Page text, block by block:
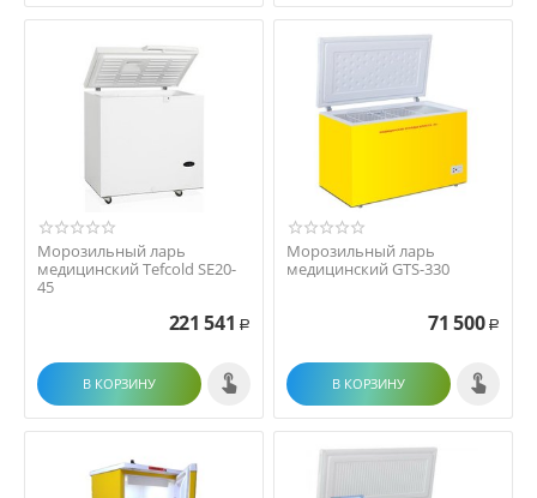
Морозильный ларь
медицинский Tefcold SE20-
45
221 541 Р
В КОРЗИНУ
Морозильный ларь
медицинский GTS-330
71 500 Р
В КОРЗИНУ